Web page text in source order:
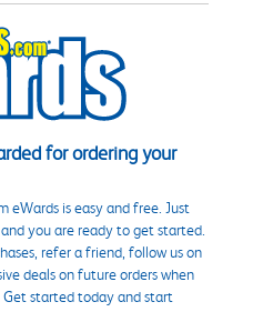
for ordering your
eWards is easy and free. Just
you are ready to get started.
refer a friend, follow us on
deals on future orders when
started today and start